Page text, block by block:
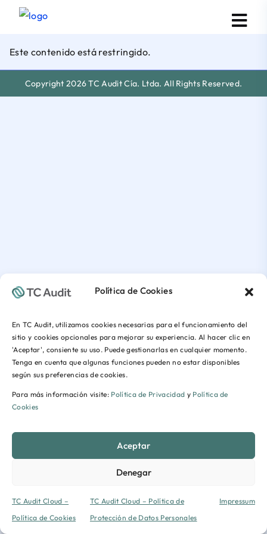
Política de Cookies
En TC Audit, utilizamos cookies necesarias para el funcionamiento del
sitio y cookies opcionales para mejorar su experiencia. Al hacer clic en
'Aceptar', consiente su uso. Puede gestionarlas en cualquier momento.
Tenga en cuenta que algunas funciones pueden no estar disponibles
según sus preferencias de cookies.
Para más información visite: Política de Privacidad y Política de
Cookies
Aceptar
Denegar
TC Audit Cloud –
Política de Cookies
TC Audit Cloud – Política de
Protección de Datos Personales
Impressum
Este contenido está restringido.
Copyright 2026 TC Audit Cía. Ltda. All Rights Reserved.